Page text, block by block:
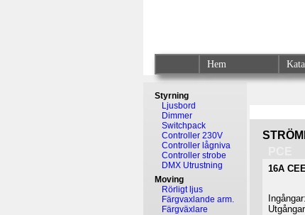
Styrning
Ljusbord
Dimmer
Switchpack
Controller 230V
Controller lågniva
Controller strobe
DMX Utrustning
Moving
Rörligt ljus
Färgvaxlande arm.
Färgväxlare
16A
Hem